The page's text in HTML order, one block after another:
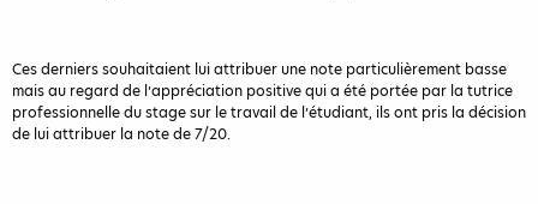
Ces derniers souhaitaient lui attribuer une note particulièrement basse
mais au regard de l’appréciation positive qui a été portée par la tutrice
professionnelle du stage sur le travail de l’étudiant, ils ont pris la décision
de lui attribuer la note de 7/20.